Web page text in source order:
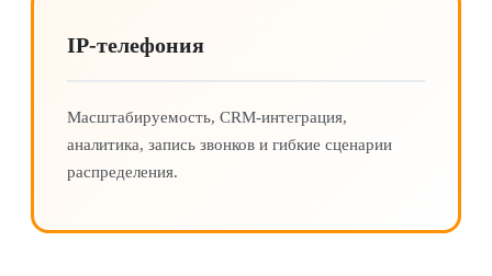
IP-телефония
Масштабируемость, CRM-интеграция,
аналитика, запись звонков и гибкие сценарии
распределения.